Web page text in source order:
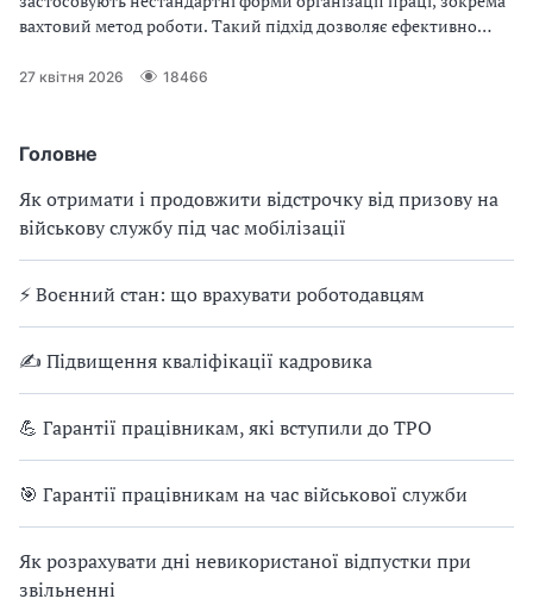
Головне
Як отримати і продовжити відстрочку від призову на
військову службу під час мобілізації
⚡ Воєнний стан: що врахувати роботодавцям
✍ Підвищення кваліфікації кадровика
💪 Гарантії працівникам, які вступили до ТРО
🎯 Гарантії працівникам на час військової служби
Як розрахувати дні невикористаної відпустки при
звільненні
вахтовий метод роботи. Такий підхід дозволяє ефективно
місця постійного проживання працівників, а також
дотримання законодавчих норм і правильного
27 квітня 2026 18466